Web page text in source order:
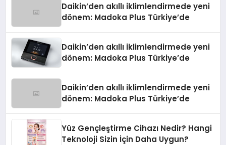
Daikin’den akıllı iklimlendirmede yeni
dönem: Madoka Plus Türkiye’de
Daikin’den akıllı iklimlendirmede yeni
dönem: Madoka Plus Türkiye’de
Daikin’den akıllı iklimlendirmede yeni
dönem: Madoka Plus Türkiye’de
Yüz Gençleştirme Cihazı Nedir? Hangi
Teknoloji Sizin İçin Daha Uygun?